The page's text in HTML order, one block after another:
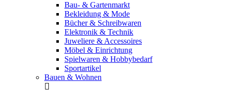
Bau- & Gartenmarkt
Bekleidung & Mode
Bücher & Schreibwaren
Elektronik & Technik
Juweliere & Accessoires
Möbel & Einrichtung
Spielwaren & Hobbybedarf
Sportartikel
Bauen & Wohnen